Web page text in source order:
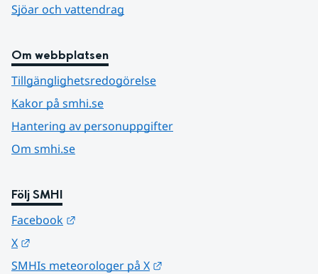
Sjöar och vattendrag
Om webbplatsen
Tillgänglighetsredogörelse
Kakor på smhi.se
Hantering av personuppgifter
Om smhi.se
Följ SMHI
Facebook
X
SMHIs meteorologer på X